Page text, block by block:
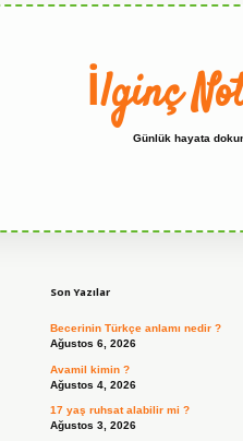
İlginç
Günlük hayata
Son Yazılar
Becerinin Türkçe anlamı nedir ?
Ağustos 6, 2026
Avamil kimin ?
Ağustos 4, 2026
17 yaş ruhsat alabilir mi ?
Ağustos 3, 2026